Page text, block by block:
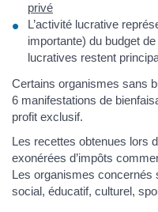
privé
L’activité lucrative
importante) du budget
lucratives restent
Certains organismes sans
6 manifestations de
profit exclusif.
Les recettes obtenues lors
exonérées d’impôts
Les organismes concernés
social, éducatif, culturel,